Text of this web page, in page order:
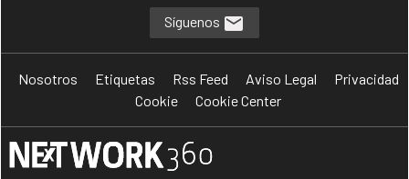
Síguenos
Nosotros Etiquetas Rss Feed Aviso Legal
Privacidad
Cookie
Cookie Center